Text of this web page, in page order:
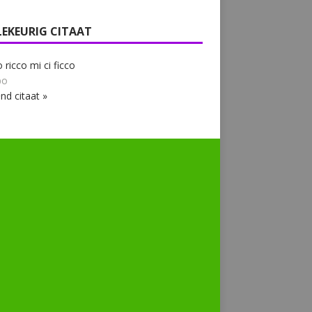
CITAAT
ricco mi ci ficco
citaat »